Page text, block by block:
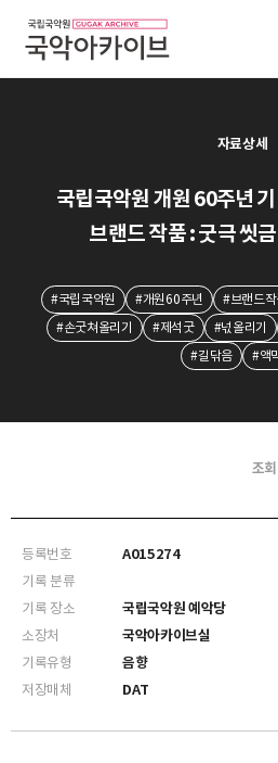
자료상세
국립국악원 개원 60주년
브랜드 작품 : 굿극 씻
#국립국악원 #개원60주년 #브랜드
#손굿쳐올리기
#제석굿 #넋올리기
#길닦음
#액
조회
등록번호
A015274
기록 분류
기록 장소
국립국악원 예악당
소장처
국악아카이브실
기록유형
음향
저장매체
DAT